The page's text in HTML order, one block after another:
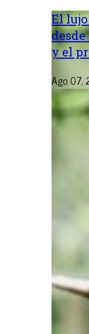
El
y el
Ago 07,